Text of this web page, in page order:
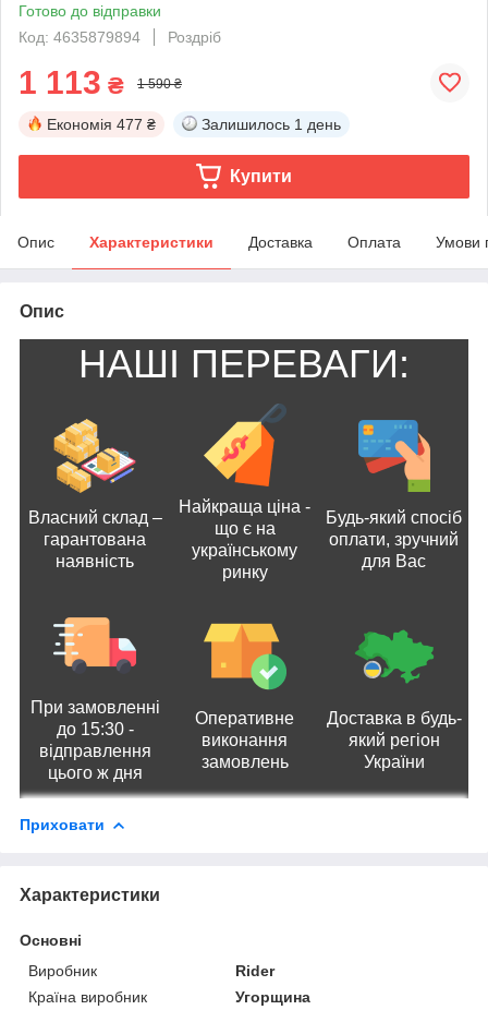
Готово до відправки
Код: 4635879894
Роздріб
1 113 ₴ 1 590 ₴
Економія 477 ₴ Залишилось 1 день
Купити
Опис Характеристики Доставка Оплата Умови
Опис
НАШІ ПЕРЕВАГИ:
Власний склад –
гарантована
наявність
Найкраща ціна -
що є на
українському
ринку
Будь-який спосіб
оплати, зручний
для Вас
При замовленні
до 15:30 -
відправлення
цього ж дня
Оперативне
виконання
замовлень
Доставка в будь-
який регіон
України
Приховати
Характеристики
Основні
Виробник
Rider
Країна виробник
Угорщина